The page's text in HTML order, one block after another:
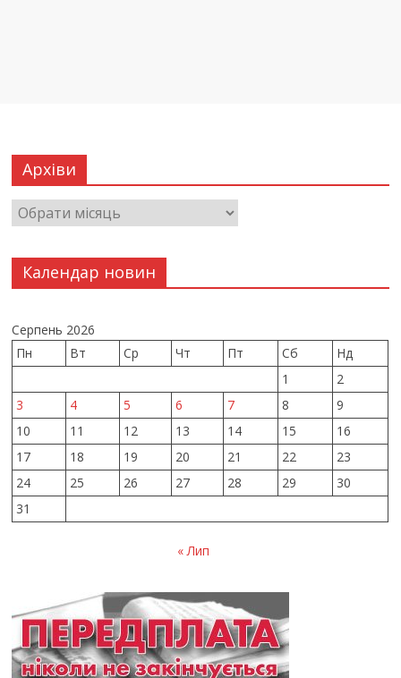
Архіви
Календар новин
Серпень 2026
Пн
Вт Ср Чт Пт Сб
Нд
1
2
3
4 5 6 7 8
9
10
11 12 13 14 15
16
17
18 19 20 21 22
23
24
25 26 27 28 29
30
31
« Лип